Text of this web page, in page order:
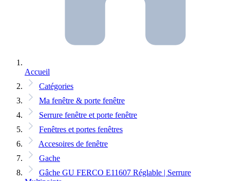
Accueil
Catégories
Ma fenêtre & porte fenêtre
Serrure fenêtre et porte fenêtre
Fenêtres et portes fenêtres
Accesoires de fenêtre
Gache
Gâche GU FERCO E11607 Réglable | Serrure